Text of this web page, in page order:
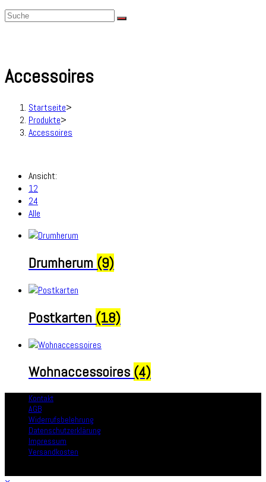
Accessoires
Startseite>
Produkte>
Accessoires
Ansicht:
12
24
Alle
Drumherum (9)
Postkarten (18)
Wohnaccessoires (4)
Kontakt
AGB
Widerrufsbelehrung
Datenschutzerklärung
Impressum
Versandkosten